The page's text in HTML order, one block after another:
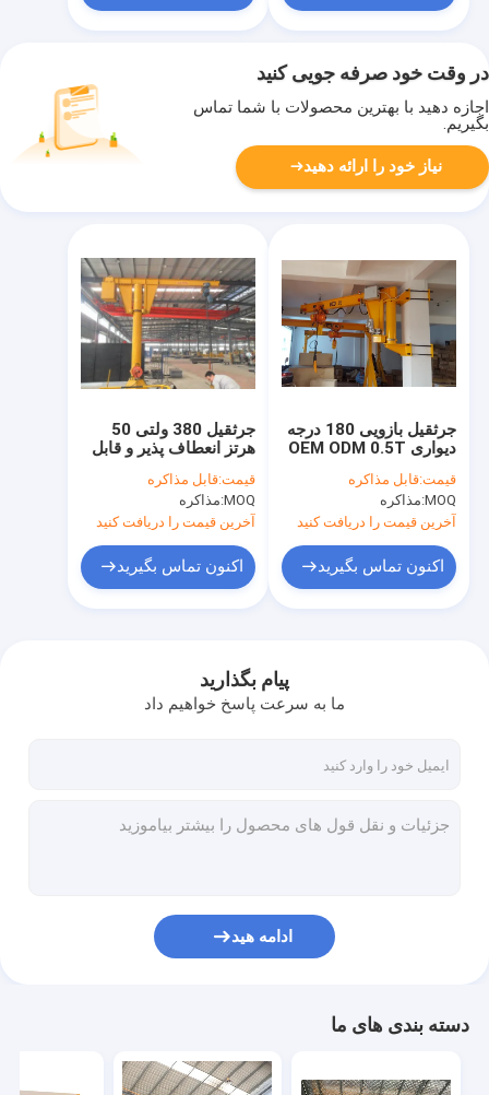
محصولات
در وقت خود صرفه جویی کنید
اجازه دهید با بهترین محصولات با شما تماس
بگیریم.
نیاز خود را ارائه دهید
جرثقیل 380 ولتی 50
هرتز انعطاف پذیر و قابل
تن
قیمت:قابل مذاکره
MOQ: مذاکره
آخرین قیمت را دریافت کنید
اکنون تماس بگیرید
جرثقیل بازویی 180 درجه
دیواری OEM ODM 0.5T
قیمت:قابل مذاکره
MOQ: مذاکره
آخرین قیمت را دریافت کنید
اکنون تماس بگیرید
پیام بگذارید
ما به سرعت پاسخ خواهیم داد
ادامه هید
دسته بندی های ما